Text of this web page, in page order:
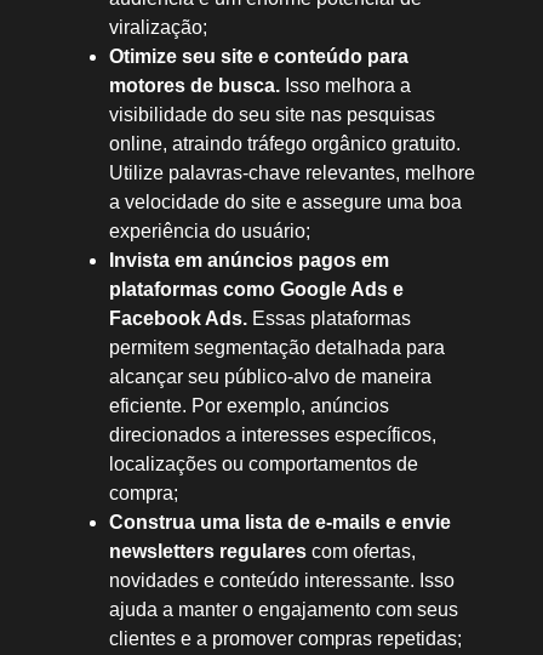
viralização;
Otimize seu site e conteúdo para
motores de busca. Isso melhora a
visibilidade do seu site nas pesquisas
online, atraindo tráfego orgânico gratuito.
Utilize palavras-chave relevantes, melhore
a velocidade do site e assegure uma boa
experiência do usuário;
Invista em anúncios pagos em
plataformas como Google Ads e
Facebook Ads. Essas plataformas
permitem segmentação detalhada para
alcançar seu público-alvo de maneira
eficiente. Por exemplo, anúncios
direcionados a interesses específicos,
localizações ou comportamentos de
compra;
Construa uma lista de e-mails e envie
newsletters regulares com ofertas,
novidades e conteúdo interessante. Isso
ajuda a manter o engajamento com seus
clientes e a promover compras repetidas;